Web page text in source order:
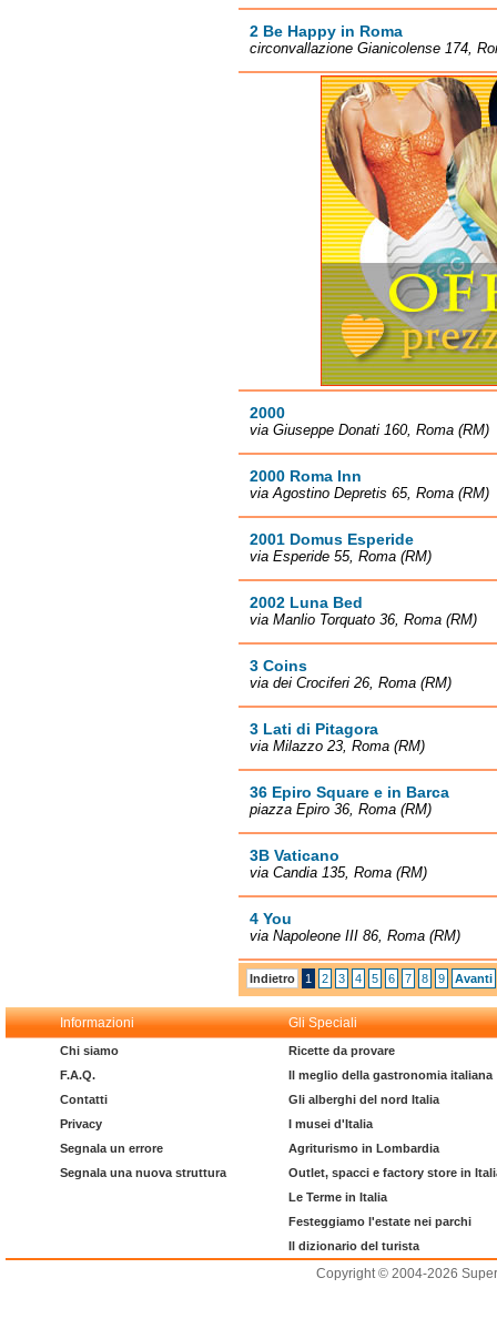
2 Be Happy in Roma
circonvallazione Gianicolense 174,
2000
via Giuseppe Donati 160, Roma (RM)
2000 Roma Inn
via Agostino Depretis 65, Roma (RM)
2001 Domus Esperide
via Esperide 55, Roma (RM)
2002 Luna Bed
via Manlio Torquato 36, Roma (RM)
3 Coins
via dei Crociferi 26, Roma (RM)
3 Lati di Pitagora
via Milazzo 23, Roma (RM)
36 Epiro Square e in Barca
piazza Epiro 36, Roma (RM)
3B Vaticano
via Candia 135, Roma (RM)
4 You
via Napoleone III 86, Roma (RM)
Indietro 1 2 3 4 5 6 7 8 9 Avanti
Informazioni Gli Speciali
Chi siamo
F.A.Q.
Contatti
Privacy
Segnala un errore
Segnala una nuova struttura
Ricette da provare
Il meglio della gastronomia italiana
Gli alberghi del nord Italia
I musei d'Italia
Agriturismo in Lombardia
Outlet, spacci e factory store in
Le Terme in Italia
Festeggiamo l'estate nei parchi
Il dizionario del turista
Copyright © 2004-2026